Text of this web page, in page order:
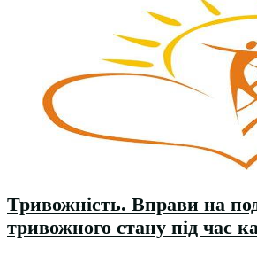
Тривожність. Вправи на
тривожного стану під час